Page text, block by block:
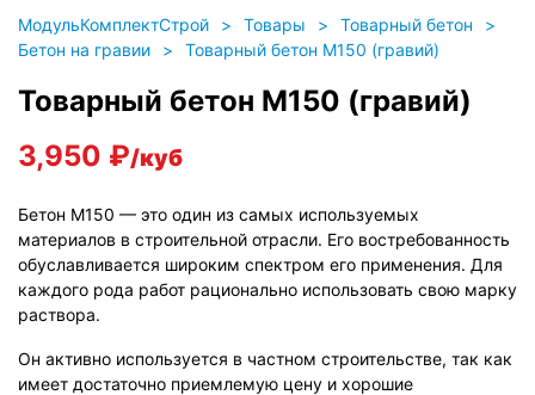
МодульКомплектСтрой > Товары > Товарный бетон
>
Бетон на гравии
> Товарный бетон М150 (гравий)
Товарный бетон М150 (гравий)
3,950 ₽/куб
Бетон М150 — это один из самых используемых
материалов в строительной отрасли. Его востребованность
обуславливается широким спектром его применения. Для
каждого рода работ рационально использовать свою марку
раствора.
Он активно используется в частном строительстве, так как
имеет достаточно приемлемую цену и хорошие